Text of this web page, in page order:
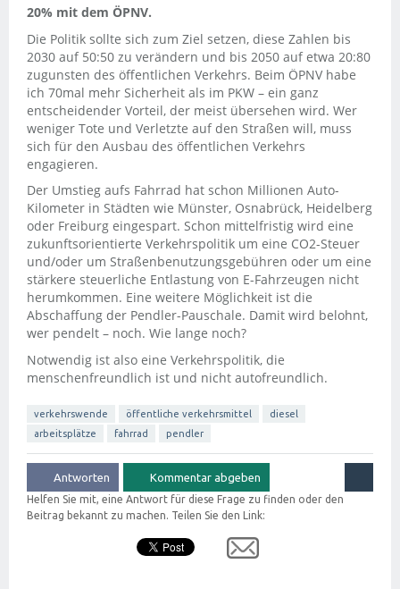
20% mit dem ÖPNV.
Die Politik sollte sich zum Ziel setzen, diese Zahlen bis
2030 auf 50:50 zu verändern und bis 2050 auf etwa 20:80
zugunsten des öffentlichen Verkehrs. Beim ÖPNV habe
ich 70mal mehr Sicherheit als im PKW – ein ganz
entscheidender Vorteil, der meist übersehen wird. Wer
weniger Tote und Verletzte auf den Straßen will, muss
sich für den Ausbau des öffentlichen Verkehrs
engagieren.
Der Umstieg aufs Fahrrad hat schon Millionen Auto-
Kilometer in Städten wie Münster, Osnabrück, Heidelberg
oder Freiburg eingespart. Schon mittelfristig wird eine
zukunftsorientierte Verkehrspolitik um eine CO2-Steuer
und/oder um Straßenbenutzungsgebühren oder um eine
stärkere steuerliche Entlastung von E-Fahrzeugen nicht
herumkommen. Eine weitere Möglichkeit ist die
Abschaffung der Pendler-Pauschale. Damit wird belohnt,
wer pendelt – noch. Wie lange noch?
Notwendig ist also eine Verkehrspolitik, die
menschenfreundlich ist und nicht autofreundlich.
verkehrswende öffentliche verkehrsmittel
diesel
arbeitsplätze
fahrrad pendler
Helfen Sie mit, eine Antwort für diese Frage zu finden oder den
Beitrag bekannt zu machen. Teilen Sie den Link: